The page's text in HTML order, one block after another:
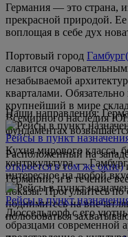
Германия — это страна,
прекрасной природой.
воплощая в себе дух
Портовый город Гамбург
славится
незабываемой
кварталами.
крупнейший в мире
Всемирного наследия
фундаментах
Расположенный на
откроется в том же окне)
Германии, и в течение
показы. Прогуляйтесь
поднимитесь на
полюбоваться
Наши направления:
Рейсы в пункт
Кухня мирового класса,
контркультура —
интересное на любой
Рейсы в пункт
Дюссельдорф с его
образцами современной